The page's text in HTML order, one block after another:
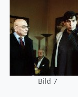
Bild 7